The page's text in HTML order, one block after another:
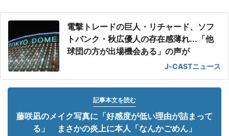
電撃トレードの巨人・リチャード、ソフ
トバンク・秋広優人の存在感薄れ...「他
球団の方が出場機会ある」の声が
J-CASTニュース
記事本文を読む
藤咲凪のメイク写真に「好感度が低い理由が詰まって
る」 まさかの炎上に本人「なんかごめん」